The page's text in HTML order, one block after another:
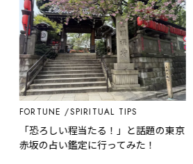
FORTUNE SPIRITUAL TIPS
「恐ろしい程当たる！」と話題の東京
赤坂の占い鑑定に行ってみた！